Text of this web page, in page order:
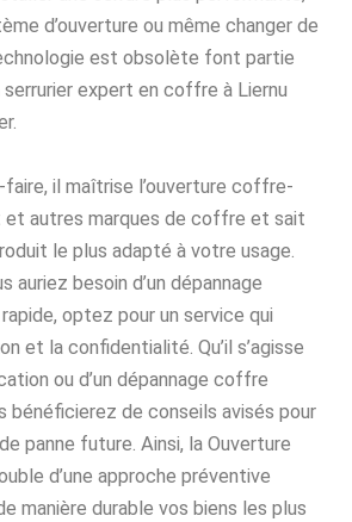
d’ouverture ou même changer de
est obsolète font partie
serrurier expert en coffre à Liernu
faire, il maîtrise l’ouverture coffre-
autres marques de coffre et sait
le plus adapté à votre usage.
auriez besoin d’un dépannage
optez pour un service qui
et la confidentialité. Qu’il s’agisse
ou d’un dépannage coffre
bénéficierez de conseils avisés pour
panne future. Ainsi, la Ouverture
d’une approche préventive
manière durable vos biens les plus